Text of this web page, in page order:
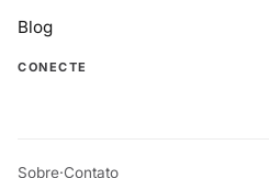
Blog
CONECTE
Sobre·Contato